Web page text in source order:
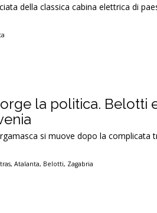
della classica cabina elettrica di
la politica. Belotti
si muove dopo la complicata
,Atalanta, Belotti, Zagabria